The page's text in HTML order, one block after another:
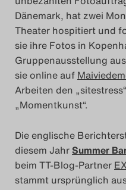
Das
Das
Das
Das
Dänemark, hat zwei
Theater hospitiert und
sie ihre Fotos in
Gruppenausstellung
sie online auf
Arbeiten den
„Momentkunst“.
Die englische
diesem JahrSummer
beim TT-Blog-Partner
stammt ursprünglich